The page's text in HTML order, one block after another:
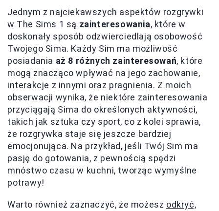
Jednym z najciekawszych aspektów rozgrywki
w The Sims 1 są zainteresowania, które w
doskonały sposób odzwierciedlają osobowość
Twojego Sima. Każdy Sim ma możliwość
posiadania aż 8 różnych zainteresowań, które
mogą znacząco wpływać na jego zachowanie,
interakcje z innymi oraz pragnienia. Z moich
obserwacji wynika, że niektóre zainteresowania
przyciągają Sima do określonych aktywności,
takich jak sztuka czy sport, co z kolei sprawia,
że rozgrywka staje się jeszcze bardziej
emocjonująca. Na przykład, jeśli Twój Sim ma
pasję do gotowania, z pewnością spędzi
mnóstwo czasu w kuchni, tworząc wymyślne
potrawy!
Warto również zaznaczyć, że możesz odkryć,